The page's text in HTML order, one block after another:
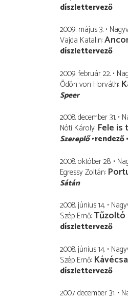
díszlettervező
2009. május 3.
Vajda Katalin
díszlettervező
2009. február 22.
Ödön von Horváth
Speer
2008. december 31.
Nóti Károly Fele is
Szereplő rendező
2008. október 28.
Egressy Zoltán
Sátán
2008. június 14.
Szép Ernő Tűzoltó
díszlettervező
2008. június 14.
Szép Ernő
díszlettervező
2007. december 31.